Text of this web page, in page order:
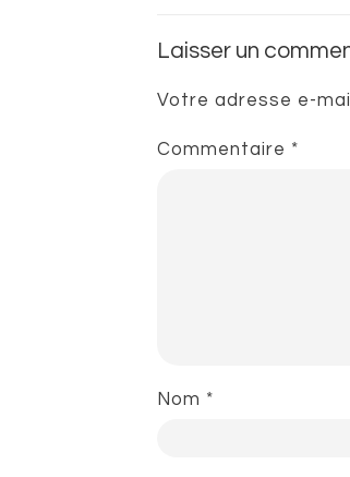
Laisser un
Votre adresse e-
Commentaire *
Nom *